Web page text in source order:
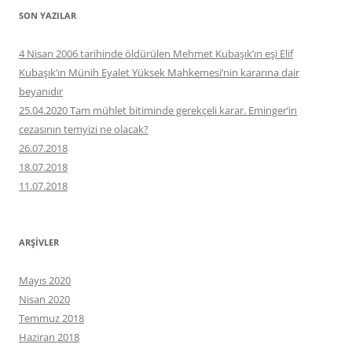
SON YAZILAR
4 Nisan 2006 tarihinde öldürülen Mehmet Kubaşık’ın eşi Elif
Kubaşık’ın Münih Eyalet Yüksek Mahkemesi’nin kararına dair
beyanıdır
25.04.2020 Tam mühlet bitiminde gerekçeli karar. Eminger’in
cezasının temyizi ne olacak?
26.07.2018
18.07.2018
11.07.2018
ARŞIVLER
Mayıs 2020
Nisan 2020
Temmuz 2018
Haziran 2018